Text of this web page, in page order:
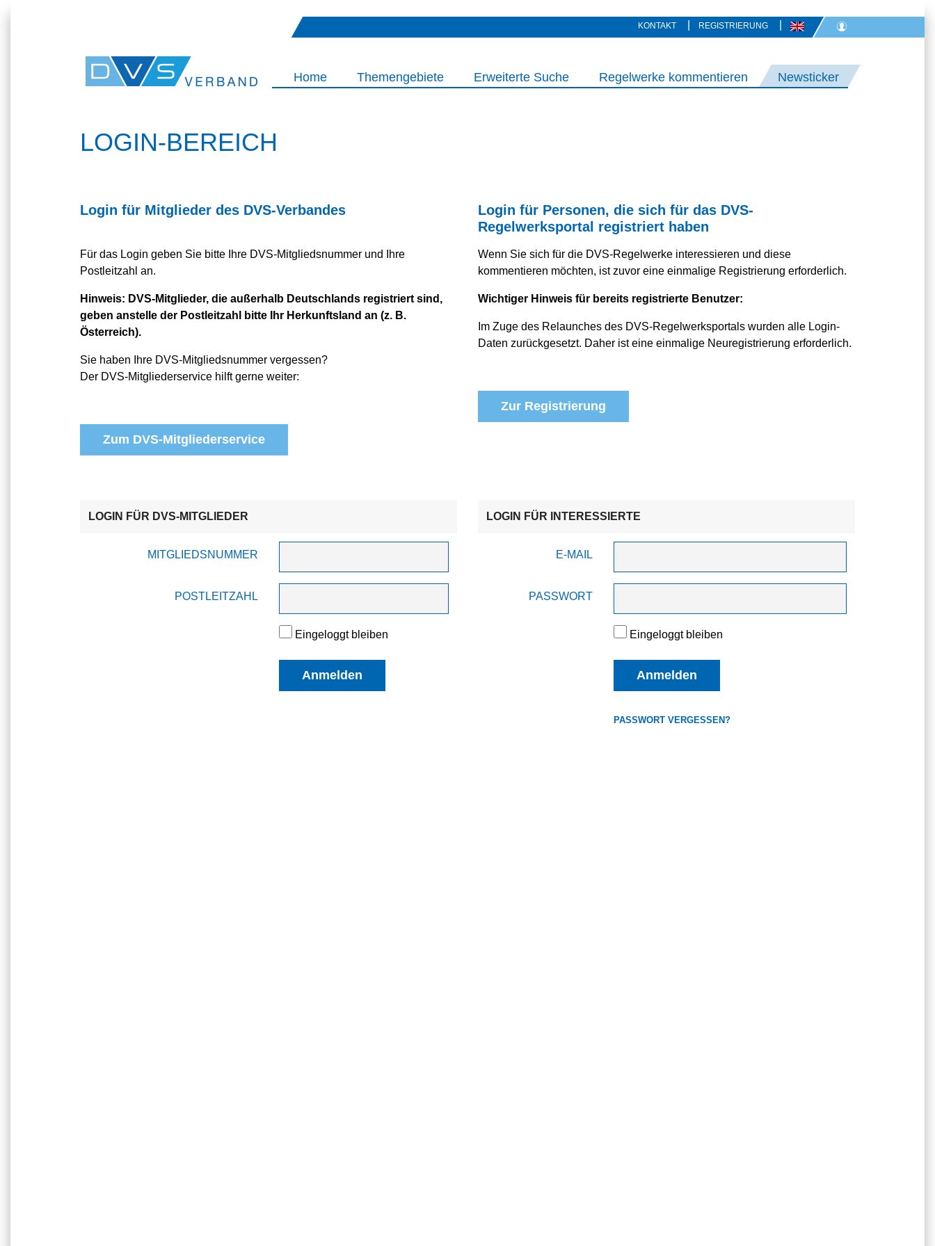
KONTAKT REGISTRIERUNG
Home Themengebiete Erweiterte Suche Regelwerke kommentieren Newsticker
LOGIN-BEREICH
Login für Mitglieder des DVS-Verbandes
Für das Login geben Sie bitte Ihre DVS-Mitgliedsnummer und Ihre
Postleitzahl an.
Hinweis: DVS-Mitglieder, die außerhalb Deutschlands registriert sind,
geben anstelle der Postleitzahl bitte Ihr Herkunftsland an (z. B.
Österreich).
Sie haben Ihre DVS-Mitgliedsnummer vergessen?
Der DVS-Mitgliederservice hilft gerne weiter:
Zum DVS-Mitgliederservice
Login für Personen, die sich für das DVS-
Regelwerksportal registriert haben
Wenn Sie sich für die DVS-Regelwerke interessieren und diese
kommentieren möchten, ist zuvor eine einmalige Registrierung erforderlich.
Wichtiger Hinweis für bereits registrierte Benutzer:
Im Zuge des Relaunches des DVS-Regelwerksportals wurden alle Login-
Daten zurückgesetzt. Daher ist eine einmalige Neuregistrierung erforderlich.
Zur Registrierung
LOGIN FÜR DVS-MITGLIEDER
MITGLIEDSNUMMER
POSTLEITZAHL
Eingeloggt bleiben
Anmelden
LOGIN FÜR INTERESSIERTE
E-MAIL
PASSWORT
Eingeloggt bleiben
Anmelden
PASSWORT VERGESSEN?